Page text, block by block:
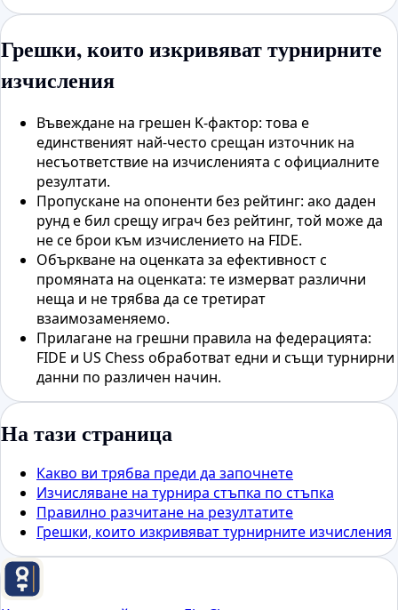
Грешки, които изкривяват турнирните
изчисления
Въвеждане на грешен K-фактор: това е
единственият най-често срещан източник на
несъответствие на изчисленията с официалните
резултати.
Пропускане на опоненти без рейтинг: ако даден
рунд е бил срещу играч без рейтинг, той може да
не се брои към изчислението на FIDE.
Объркване на оценката за ефективност с
промяната на оценката: те измерват различни
неща и не трябва да се третират
взаимозаменяемо.
Прилагане на грешни правила на федерацията:
FIDE и US Chess обработват едни и същи турнирни
данни по различен начин.
На тази страница
Какво ви трябва преди да започнете
Изчисляване на турнира стъпка по стъпка
Правилно разчитане на резултатите
Грешки, които изкривяват турнирните изчисления